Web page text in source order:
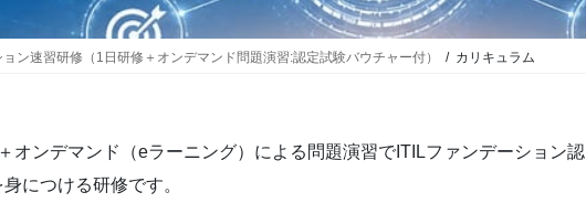
ン速習研修（1日研修＋オンデマンド問題演習:認定試験バウチャー付） カリキュラム
オンデマンド（eラーニング）による問題演習でITILファンデーション認
につける研修です。